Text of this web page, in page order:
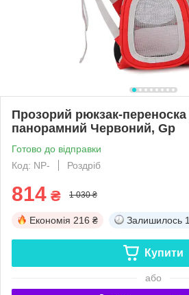
Прозорий рюкзак-переноска
панорамний Червоний, Gp
Готово до відправки
Код: NP-
Роздріб
814 ₴ 1 030 ₴
Економія 216 ₴ Залишилось
Купити
або